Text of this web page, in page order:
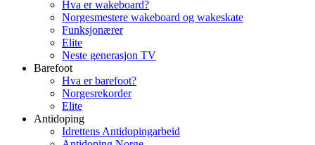
Hva er wakeboard?
Norgesmestere wakeboard og wakeskate
Funksjonærer
Elite
Neste generasjon TV
Barefoot
Hva er barefoot?
Norgesrekorder
Elite
Antidoping
Idrettens Antidopingarbeid